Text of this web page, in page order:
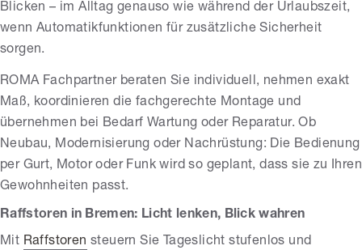
Blicken – im Alltag genauso wie während der Urlaubszeit,
wenn Automatikfunktionen für zusätzliche Sicherheit
sorgen.
ROMA Fachpartner beraten Sie individuell, nehmen exakt
Maß, koordinieren die fachgerechte Montage und
übernehmen bei Bedarf Wartung oder Reparatur. Ob
Neubau, Modernisierung oder Nachrüstung: Die Bedienung
per Gurt, Motor oder Funk wird so geplant, dass sie zu Ihren
Gewohnheiten passt.
Raffstoren in Bremen: Licht lenken, Blick wahren
Mit Raffstoren steuern Sie Tageslicht stufenlos und